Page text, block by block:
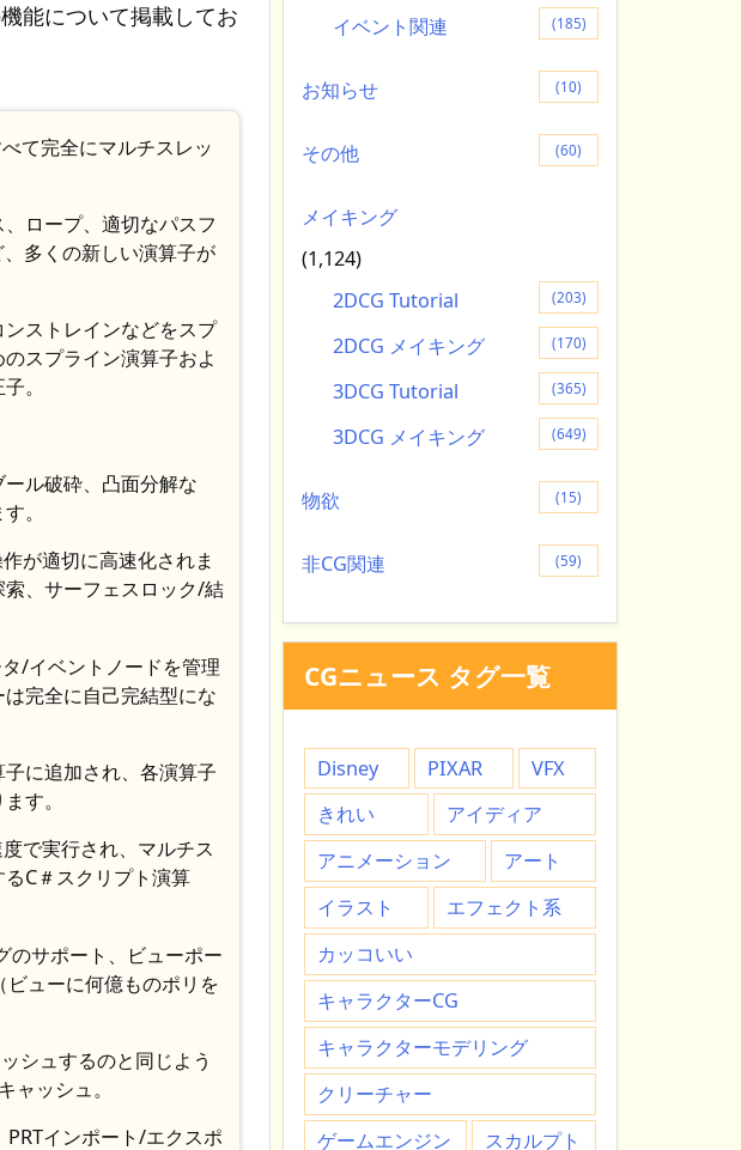
能について掲載してお
て完全にマルチスレッ
ロープ、適切なパスフ
多くの新しい演算子が
ストレインなどをスプ
スプライン演算子およ
。
ル破砕、凸面分解な
。
が適切に高速化されま
、サーフェスロック/結
/イベントノードを管理
完全に自己完結型にな
に追加され、各演算子
す。
で実行され、マルチス
C＃スクリプト演算
のサポート、ビューポー
ビューに何億ものポリを
シュするのと同じよう
ャッシュ。
インポート/エクスポ
イベント関連 (185)
お知らせ (10)
その他 (60)
メイキング
(1,124)
2DCG Tutorial
(203)
2DCG メイキング (170)
3DCG Tutorial (365)
3DCG メイキング (649)
物欲 (15)
非CG関連 (59)
CGニュース タグ一覧
Disney PIXAR
VFX
きれい
アイディア
アニメーション
アート
イラスト
エフェクト系
カッコいい
キャラクターCG
キャラクターモデリング
クリーチャー
ゲームエンジン
スカルプト